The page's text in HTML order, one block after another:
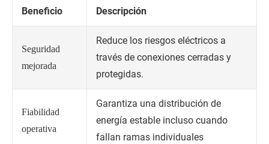
Beneficio Descripción
Seguridad
mejorada
Reduce los riesgos eléctricos a
través de conexiones cerradas y
protegidas.
Fiabilidad
operativa
Garantiza una distribución de
energía estable incluso cuando
fallan ramas individuales